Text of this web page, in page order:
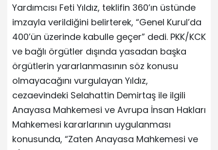
Yardımcısı Feti Yıldız, teklifin 360’ın üstünde
imzayla verildiğini belirterek, “Genel Kurul’da
400’ün üzerinde kabulle geçer” dedi. PKK/KCK
ve bağlı örgütler dışında yasadan başka
örgütlerin yararlanmasının söz konusu
olmayacağını vurgulayan Yıldız,
cezaevindeki Selahattin Demirtaş ile ilgili
Anayasa Mahkemesi ve Avrupa İnsan Hakları
Mahkemesi kararlarının uygulanması
konusunda, “Zaten Anayasa Mahkemesi ve